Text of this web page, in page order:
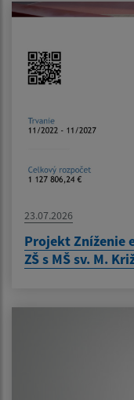
23.07.2026
Projekt Zníženie
ZŠ s MŠ sv. M.